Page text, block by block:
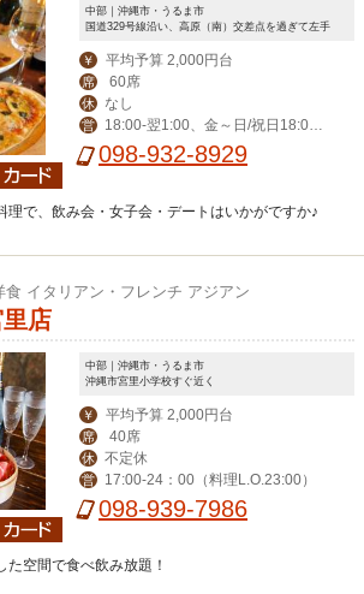
中部｜沖縄市・うるま市
国道329号線沿い、高原（南）交差点を過ぎて左手
￥ 平均予算 2,000円台
席 60席
休 なし
営
18:00‐翌1:00、金～日/祝日18:00-
翌2:00
098-932-8929
理で、飲み会・女子会・デートはいかがですか♪
イタリアン・フレンチ アジアン
店
中部｜沖縄市・うるま市
沖縄市宮里小学校すぐ近く
￥ 平均予算 2,000円台
席 40席
休 不定休
営 17:00-24：00（料理L.O.23:00）
098-939-7986
空間で食べ飲み放題！